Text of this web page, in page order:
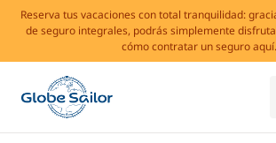
Reserva tus vacaciones con total tranquilidad:
de seguro integrales, podrás simplemente
cómo contratar un seguro aquí.